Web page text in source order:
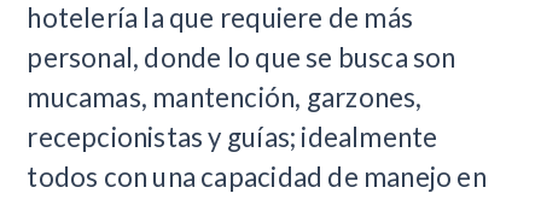
hotelería la que requiere de más
personal, donde lo que se busca son
mucamas, mantención, garzones,
recepcionistas y guías; idealmente
todos con una capacidad de manejo en